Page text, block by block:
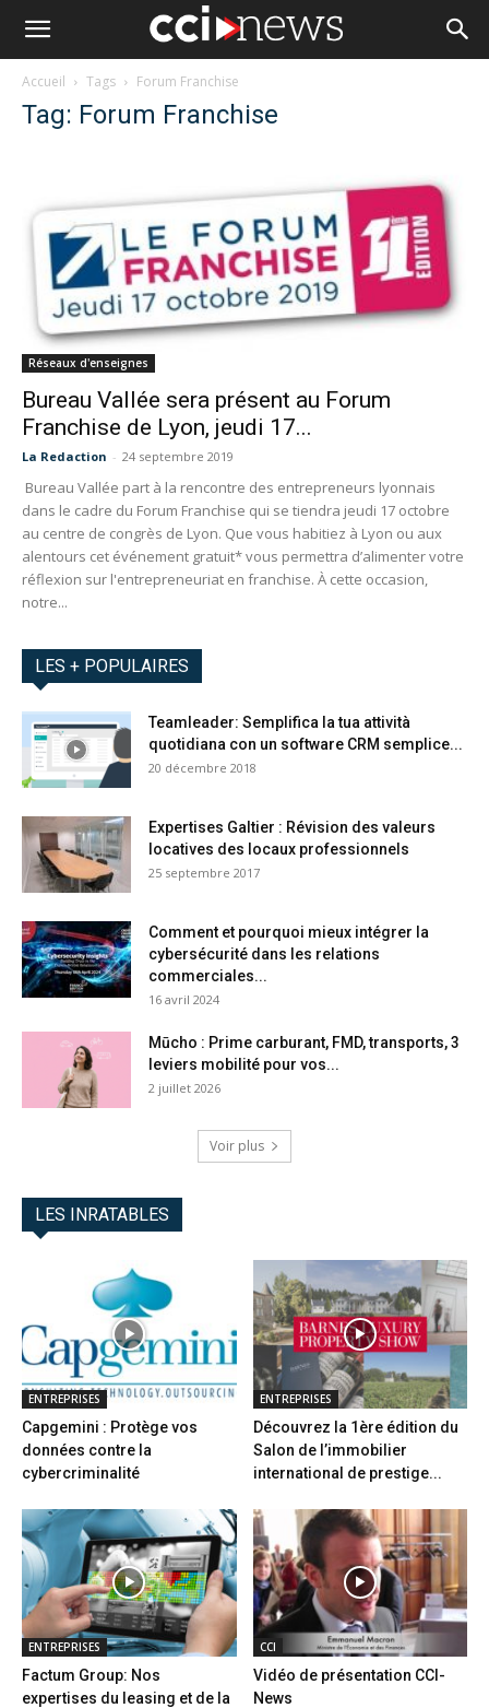
Accueil Tags Forum Franchise
Tag: Forum Franchise
Réseaux d'enseignes
Bureau Vallée sera présent au Forum
Franchise de Lyon, jeudi 17...
La Redaction - 24 septembre 2019
Bureau Vallée part à la rencontre des entrepreneurs lyonnais
dans le cadre du Forum Franchise qui se tiendra jeudi 17 octobre
au centre de congrès de Lyon. Que vous habitiez à Lyon ou aux
alentours cet événement gratuit* vous permettra d’alimenter votre
réflexion sur l'entrepreneuriat en franchise. À cette occasion,
notre...
LES + POPULAIRES
Teamleader: Semplifica la tua attività
quotidiana con un software CRM semplice...
20 décembre 2018
Expertises Galtier : Révision des valeurs
locatives des locaux professionnels
25 septembre 2017
Comment et pourquoi mieux intégrer la
cybersécurité dans les relations
commerciales...
16 avril 2024
Mūcho : Prime carburant, FMD, transports, 3
leviers mobilité pour vos...
2 juillet 2026
Voir plus
LES INRATABLES
ENTREPRISES
Capgemini : Protège vos
données contre la
cybercriminalité
ENTREPRISES
Découvrez la 1ère édition du
Salon de l’immobilier
international de prestige...
ENTREPRISES
Factum Group: Nos
expertises du leasing et de la
CCI
Vidéo de présentation CCI-
News